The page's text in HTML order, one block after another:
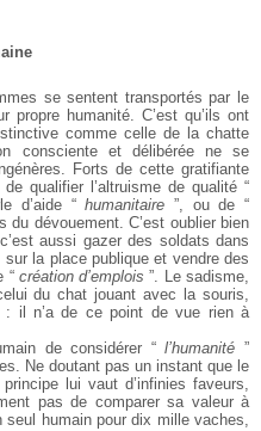
se sentent transportés par le
propre humanité. C’est qu’ils ont
comme celle de la chatte
consciente et délibérée ne se
Forts de cette gratifiante
dequalifier l’altruisme de qualité “
d’aide “humanitaire ”, ou de “
du dévouement. C’est oublier bien
c’est aussi gazer des soldats dans
sur laplace publiqueet vendre des
“ création d’emplois ”. Lesadisme,
du chat jouant avec la souris,
: il n’a de ce point de vue rien à
de considérer “l’humanité ”
Ne doutant pas un instant que le
lui vaut d’infinies faveurs,
pas de comparer savaleur à
seul humainpour dix mille vaches,